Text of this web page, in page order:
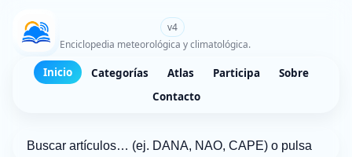
v4
Enciclopedia meteorológica y climatológica.
Inicio Categorías Atlas Participa
Sobre
Contacto